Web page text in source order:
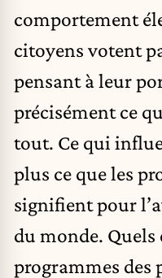
comportement
citoyens votent
pensant à leur
précisément ce
tout. Ce qui
plus ce que les
signifient pour
du monde.
programmes des